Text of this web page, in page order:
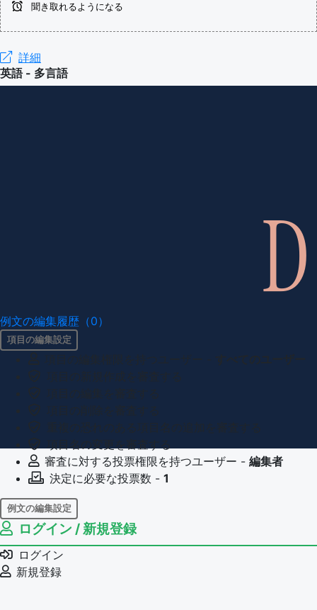
聞き取れるようになる
詳細
英語 - 多言語
例文の編集履歴（0）
項目の編集設定
審査に対する投票権限を持つユーザー - 編集者
決定に必要な投票数 - 1
例文の編集設定
例文の編集権限を持つユーザー -
例文の削除を審査する
審査に対する投票権限を持つユーザー -
決定に必要な投票数 -
ログイン / 新規登録
ログイン
新規登録